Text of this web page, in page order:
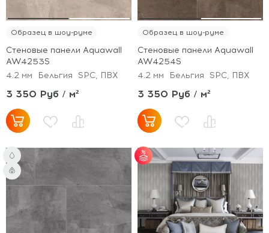
Образец в шоу-руме
Стеновые панели Aquawall
AW4253S
4.2 мм
Бельгия SPC, ПВХ
3 350 Руб / м²
Образец в шоу-руме
Стеновые панели Aquawall
AW4254S
4.2 мм
Бельгия SPC, ПВХ
3 350 Руб / м²
от 30 м² - скидка 5%;
от 50 м² - скидка 7%;
от 100 м² - скидка
10%.